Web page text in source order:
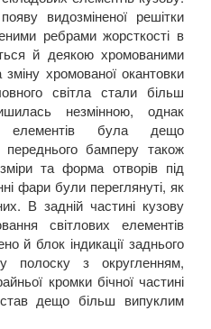
видозміненої решітки
ребрами жорсткості в
й деякою хромованими
хромованої окантовки
світла стали більш
незмінною, однак
елементів була дещо
переднього бамперу також
та форма отворів під
фари були переглянуті, як
В задній частині кузову
світлових елементів
й блок індикації заднього
полоску з округленням,
кромки бічної частині
став дещо більш випуклим